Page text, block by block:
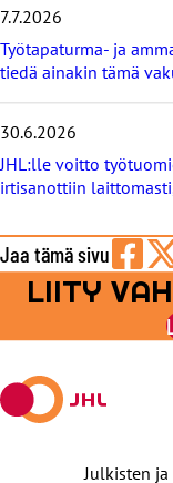
7.7.2026
Työtapaturma- ja
tiedä ainakin tämä
30.6.2026
JHL:lle voitto
irtisanottiin
Jaa tämä sivu
Jaa
Jaa
LIITY
Julkisten